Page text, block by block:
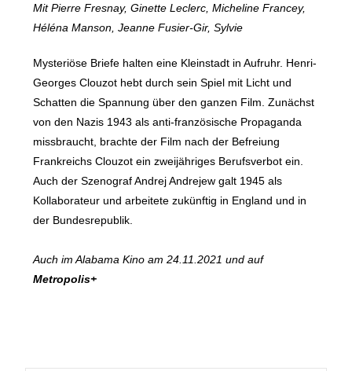
Mit Pierre Fresnay, Ginette Leclerc, Micheline Francey,
Héléna Manson, Jeanne Fusier-Gir, Sylvie
Mysteriöse Briefe halten eine Kleinstadt in Aufruhr. Henri-
Georges Clouzot hebt durch sein Spiel mit Licht und
Schatten die Spannung über den ganzen Film. Zunächst
von den Nazis 1943 als anti-französische Propaganda
missbraucht, brachte der Film nach der Befreiung
Frankreichs Clouzot ein zweijähriges Berufsverbot ein.
Auch der Szenograf Andrej Andrejew galt 1945 als
Kollaborateur und arbeitete zukünftig in England und in
der Bundesrepublik.
Auch im Alabama Kino am 24.11.2021 und auf
Metropolis+